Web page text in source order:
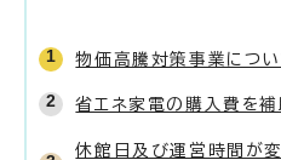
物価高騰対策事業につい
省エネ家電の購入費を補
休館日及び運営時間が